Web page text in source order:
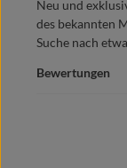
Neu und
des bekannten
Suche nach
Bewertungen